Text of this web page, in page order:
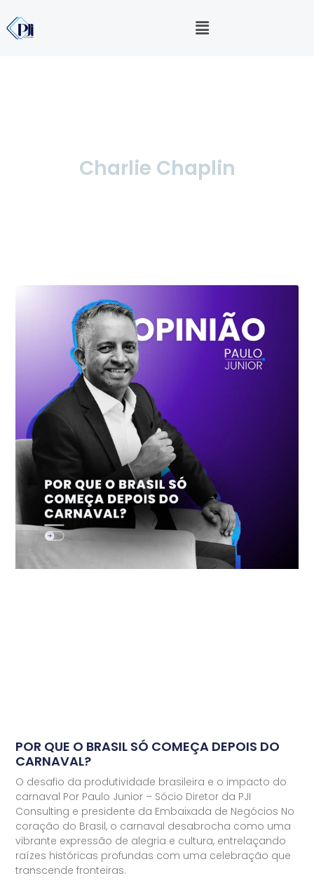
Charlie Chaplin
POR QUE O BRASIL SÓ COMEÇA DEPOIS DO
CARNAVAL?
O desafio da produtividade brasileira e o impacto do
carnaval Por Paulo Junior – Sócio Diretor da PJI
Consulting e presidente da Embaixada de Negócios No
coração do Brasil, o carnaval desabrocha como uma
vibrante expressão de alegria e cultura, entrelaçando
raízes históricas profundas com uma celebração que
transcende fronteiras.